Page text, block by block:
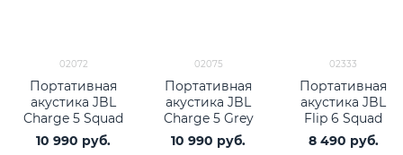
02072
Портативная
акустика JBL
Charge 5 Squad
10 990 руб.
02075
Портативная
акустика JBL
Charge 5 Grey
10 990 руб.
02333
Портативная
акустика JBL
Flip 6 Squad
8 490 руб.